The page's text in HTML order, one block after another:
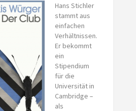
Hans Stichler
stammt aus
einfachen
Verhältnissen.
Er bekommt
ein
Stipendium
für die
Universität in
Cambridge –
als